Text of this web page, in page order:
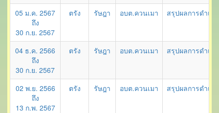
05 ม.ค. 2567
ถึง
30 ก.ย. 2567
ตรัง รัษฎา อบต.ควนเมา สรุปผลการดำเนิ
04 ธ.ค. 2566
ถึง
30 ก.ย. 2567
ตรัง รัษฎา อบต.ควนเมา สรุปผลการดำเนิ
02 พ.ย. 2566
ถึง
13 ก.พ. 2567
ตรัง รัษฎา อบต.ควนเมา สรุปผลการดำเนิ